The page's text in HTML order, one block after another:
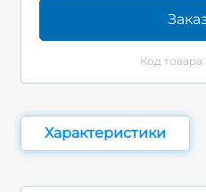
Код
Характеристики